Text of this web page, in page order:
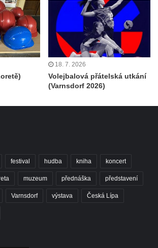
18. 7. 2026
Volejbalová přátelská utkání
(Varnsdorf 2026)
festival hudba kniha koncert
muzeum přednáška představení
Varnsdorf výstava Česká Lípa